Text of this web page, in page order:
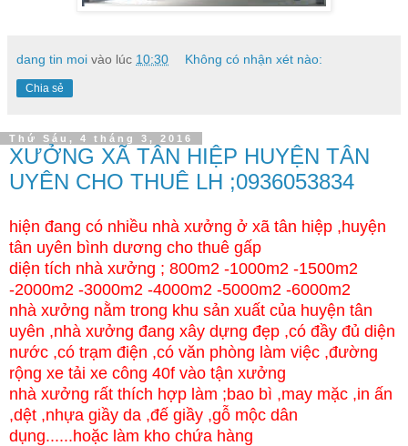
dang tin moi vào lúc 10:30 Không có nhận xét nào:
Chia sẻ
Thứ Sáu, 4 tháng 3, 2016
XƯỞNG XÃ TÂN HIỆP HUYỆN TÂN
UYÊN CHO THUÊ LH ;0936053834
hiện đang có nhiều nhà xưởng ở xã tân hiệp ,huyện
tân uyên bình dương cho thuê gấp
diện tích nhà xưởng ; 800m2 -1000m2 -1500m2
-2000m2 -3000m2 -4000m2 -5000m2 -6000m2
nhà xưởng nằm trong khu sản xuất của huyện tân
uyên ,nhà xưởng đang xây dựng đẹp ,có đầy đủ diện
nước ,có trạm điện ,có văn phòng làm việc ,đường
rộng xe tải xe công 40f vào tận xưởng
nhà xưởng rất thích hợp làm ;bao bì ,may mặc ,in ấn
,dệt ,nhựa giầy da ,đế giầy ,gỗ mộc dân
dụng......hoặc làm kho chứa hàng